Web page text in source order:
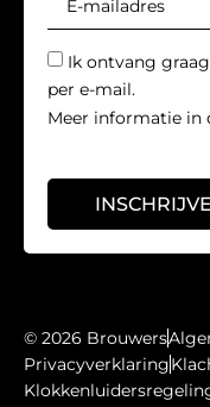
Ik ontvang
per e-mail.
Meer informatie in
© 2026 Brouwers
Privacyverklaring